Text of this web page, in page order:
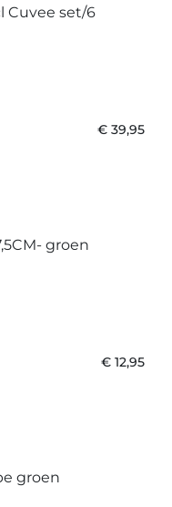
€ 39,95
€ 12,95